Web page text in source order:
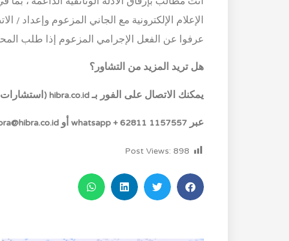
الإعلام الإلكترونية مع الجاني المزعوم وإعداد /
عرفوا عن الفعل الإجرامي المزعوم إذا طلب
هل تريد المزيد من التشاور؟
يمكنك الاتصال على الفور بـ hibra.co.id (استشارات الأعمال القانونية)
عبر whatsapp + 62811 1157557 أو hibra@hibra.co.id
Post Views:898